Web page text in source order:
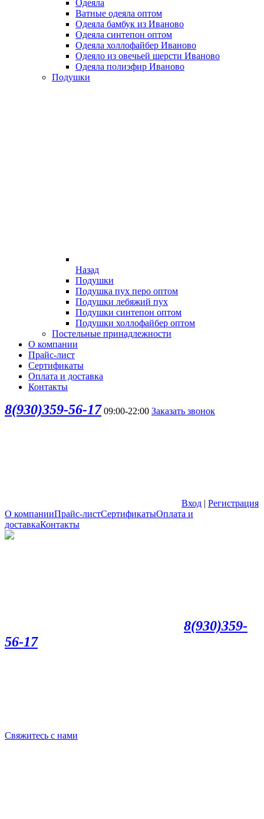
Одеяла
Ватные одеяла оптом
Одеяла бамбук из Иваново
Одеяла синтепон оптом
Одеяла холлофайбер Иваново
Одеяло из овечьей шерсти Иваново
Одеяла полиэфир Иваново
Подушки
Назад
Подушки
Подушка пух перо оптом
Подушки лебяжий пух
Подушки синтепон оптом
Подушки холлофайбер оптом
Постельные принадлежности
О компании
Прайс-лист
Сертификаты
Оплата и доставка
Контакты
8(930)359-56-17 09:00-22:00 Заказать звонок
Вход | Регистрация
О компанииПрайс-листСертификатыОплата и
доставкаКонтакты
8(930)359-
56-17
Свяжитесь с нами